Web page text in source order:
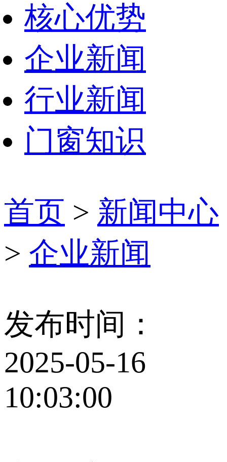
核心优势
企业新闻
行业新闻
门窗知识
首页 > 新闻中心
> 企业新闻
发布时间：
2025-05-16
10:03:00